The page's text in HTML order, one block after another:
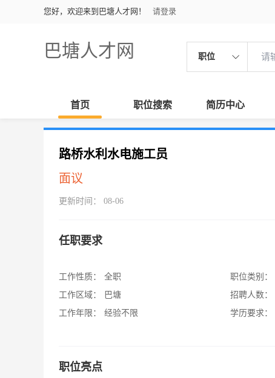
您好，欢迎来到巴塘人才网！ 请登录
巴塘人才网 职位
首页 职位搜索 简历中心
路桥水利水电施工员
面议
更新时间： 08-06
任职要求
工作性质：
全职
工作区域：
巴塘
工作年限：
经验不限
职位类别：
招聘人数：
学历要求：
职位亮点